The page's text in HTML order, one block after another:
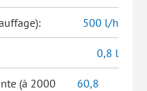
500 l/h
0,8 l
(à 2000
60,8